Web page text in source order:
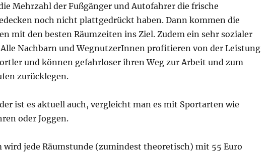
Mehrzahl der Fußgänger und Autofahrer die frische
noch nicht plattgedrückt haben. Dann kommen die
mit den besten Räumzeiten ins Ziel. Zudem ein sehr sozialer
Nachbarn und WegnutzerInnen profitieren von der Leistung
und können gefahrloser ihren Weg zur Arbeit und zum
zurücklegen.
ist es aktuell auch, vergleicht man es mit Sportarten wie
oder Joggen.
wird jede Räumstunde (zumindest theoretisch) mit 55 Euro